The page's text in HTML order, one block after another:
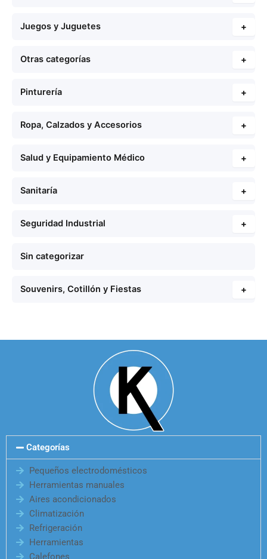
Juegos y Juguetes +
Otras categorías +
Pinturería +
Ropa, Calzados y Accesorios +
Salud y Equipamiento Médico +
Sanitaría +
Seguridad Industrial +
Sin categorizar
Souvenirs, Cotillón y Fiestas +
Categorías
Pequeños electrodomésticos
Herramientas manuales
Aires acondicionados
Climatización
Refrigeración
Herramientas
Calefones